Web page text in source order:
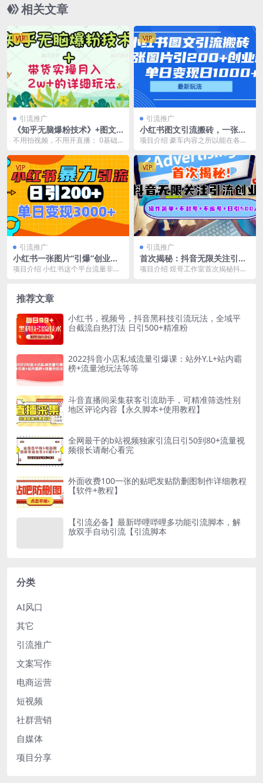
相关文章
VIP
引流推广
《知乎无脑爆粉技术》+图文
带货月入2W+的玩法送素材
不用拍视频，不用开直播； 0基础
空闲时间打造新型...
VIP
引流推广
小红书图文引流搬砖，一张图
片引200+创业粉，单日变现日
项目介绍 豪车内容之所以能在各大
于它触动了人们内心...
VIP
引流推广
小红书一张图片“引爆”创业
粉，单日+200+精准创业粉 可
项目介绍 小红书这个平台流量非常
VIP
引流推广
首次揭秘：抖音无限关注引流
创业粉，操作简单+不封号+不
项目介绍 煜哥工作室首次揭秘抖音
推荐文章
小红书，视频号，抖音黑科技引流玩法，全域平
台截流自热打法 日引500+精准粉
2022抖音小店私域流量引爆课：站外Y.L+站内霸
榜+流量池玩法等等
斗音直播间采集获客引流助手，可精准筛选性别
地区评论内容【永久脚本+使用教程】
全网最干的b站视频独家引流日引50到80+流量视
频很长请耐心看完
外面收费100一张的贴吧发贴防删图制作详细教程
【软件+教程】
【引流必备】最新哔哩哔哩多功能引流脚本，解
放双手自动引流【引流脚本
分类
AI风口
其它
引流推广
文案写作
电商运营
短视频
社群营销
自媒体
项目分享